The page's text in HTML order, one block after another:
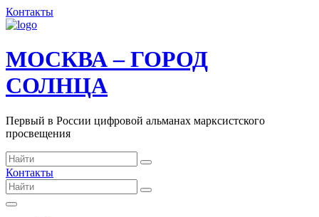
Контакты
МОСКВА – ГОРОД
СОЛНЦА
Первый в России цифровой альманах марксистского
просвещения
Контакты